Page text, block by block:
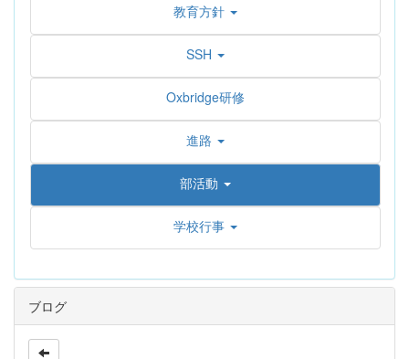
教育方針
SSH
Oxbridge研修
進路
部活動
学校行事
ブログ